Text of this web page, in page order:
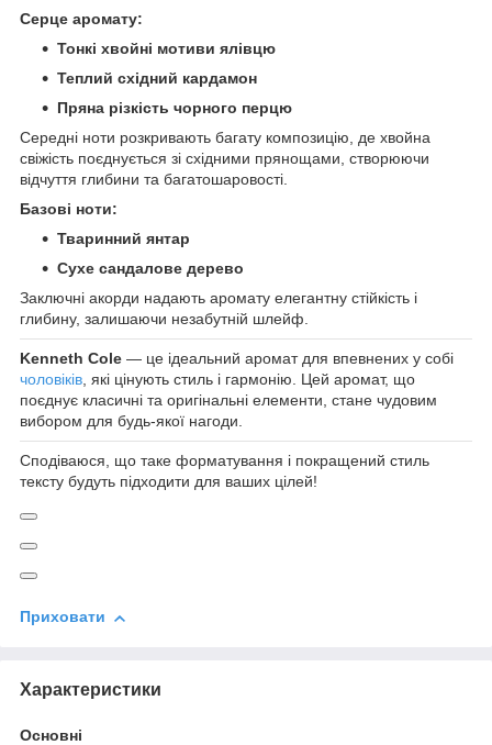
Серце аромату:
Тонкі хвойні мотиви ялівцю
Теплий східний кардамон
Пряна різкість чорного перцю
Середні ноти розкривають багату композицію, де хвойна
свіжість поєднується зі східними прянощами, створюючи
відчуття глибини та багатошаровості.
Базові ноти:
Тваринний янтар
Сухе сандалове дерево
Заключні акорди надають аромату елегантну стійкість і
глибину, залишаючи незабутній шлейф.
Kenneth Cole — це ідеальний аромат для впевнених у собі
чоловіків, які цінують стиль і гармонію. Цей аромат, що
поєднує класичні та оригінальні елементи, стане чудовим
вибором для будь-якої нагоди.
Сподіваюся, що таке форматування і покращений стиль
тексту будуть підходити для ваших цілей!
Приховати
Характеристики
Основні